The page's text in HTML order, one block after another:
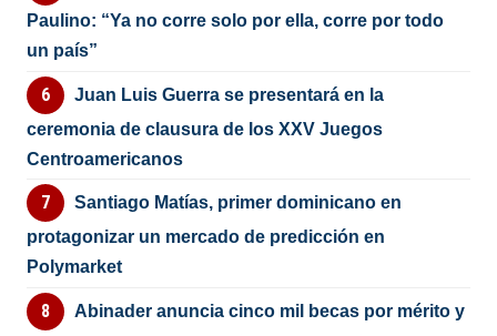
Paulino: “Ya no corre solo por ella, corre por todo
un país”
Juan Luis Guerra se presentará en la
ceremonia de clausura de los XXV Juegos
Centroamericanos
Santiago Matías, primer dominicano en
protagonizar un mercado de predicción en
Polymarket
Abinader anuncia cinco mil becas por mérito y